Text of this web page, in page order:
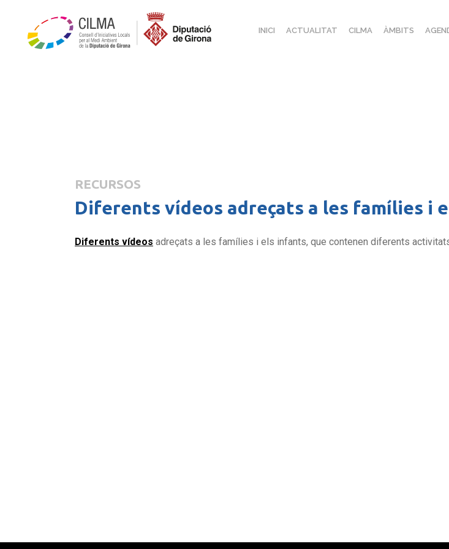
INICI ACTUALITAT CILMA ÀMBITS
RECURSOS
Diferents vídeos adreçats a les famílies i
Diferents vídeos adreçats a les famílies i els infants, que contenen diferents